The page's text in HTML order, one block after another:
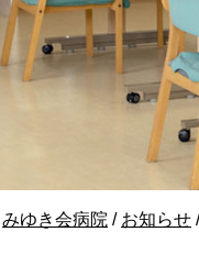
みゆき会病院 / お知らせ